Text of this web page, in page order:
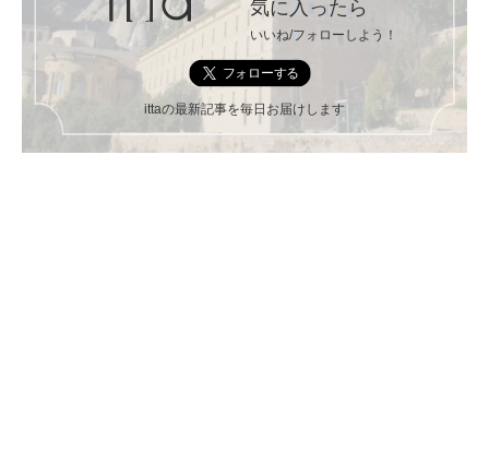
気に入ったら
いいね/フォローしよう！
ittaの最新記事を毎日お届けします